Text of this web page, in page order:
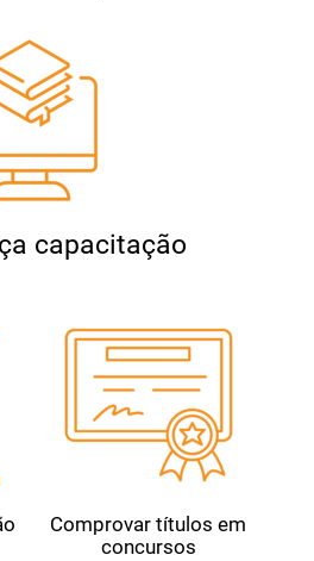
capacitação
Comprovar títulos em
concursos